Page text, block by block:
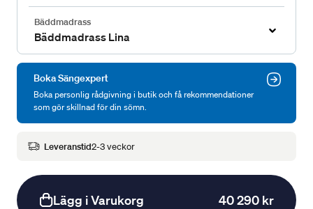
Bäddmadrass
Bäddmadrass Lina
Boka Sängexpert
Boka personlig rådgivning i butik och få rekommendationer
som gör skillnad för din sömn.
Leveranstid2-3 veckor
Lägg i Varukorg 40 290 kr